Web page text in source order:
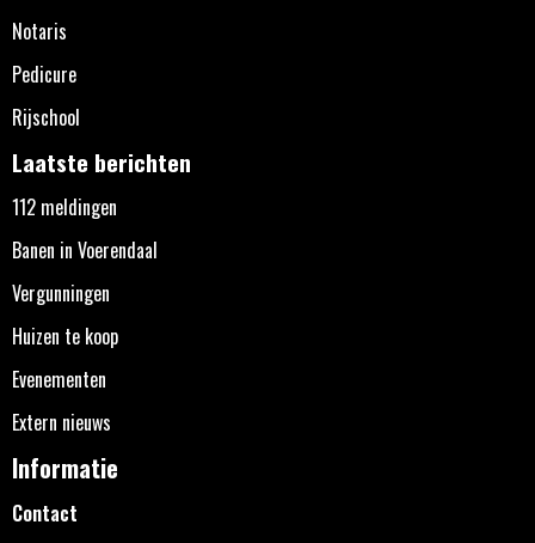
Notaris
Pedicure
Rijschool
Laatste berichten
112 meldingen
Banen in Voerendaal
Vergunningen
Huizen te koop
Evenementen
Extern nieuws
Informatie
Contact